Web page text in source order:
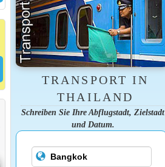
TRANSPORT IN
THAILAND
Schreiben Sie Ihre Abflugstadt, Zielstadt
und Datum.